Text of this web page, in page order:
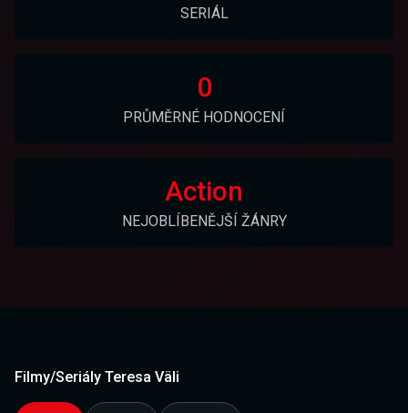
SERIÁL
0
PRŮMĚRNÉ HODNOCENÍ
Action
NEJOBLÍBENĚJŠÍ ŽÁNRY
Filmy/Seriály Teresa Väli